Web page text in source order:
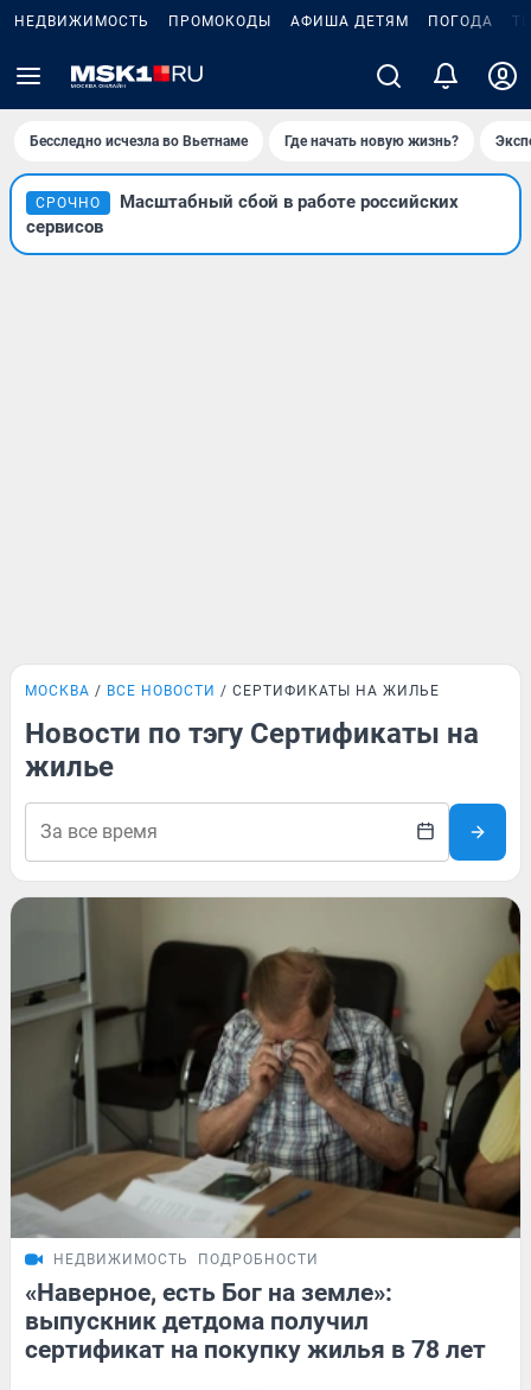
НЕДВИЖИМОСТЬ ПРОМОКОДЫ АФИША ДЕТЯМ ПОГОДА
Бесследно исчезла во Вьетнаме Где начать новую жизнь?
СРОЧНО
Масштабный сбой в работе российских
сервисов
МОСКВА ВСЕ НОВОСТИ СЕРТИФИКАТЫ НА ЖИЛЬЕ
Новости по тэгу Сертификаты на
жилье
НЕДВИЖИМОСТЬ ПОДРОБНОСТИ
«Наверное, есть Бог на земле»:
выпускник детдома получил
сертификат на покупку жилья в 78 лет